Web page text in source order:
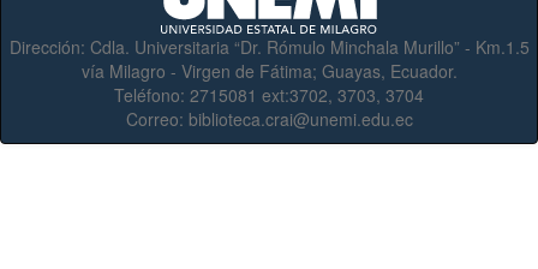
Dirección: Cdla. Universitaria “Dr. Rómulo Minchala Murillo” - Km.1.5
vía Milagro - Virgen de Fátima; Guayas, Ecuador.
Teléfono: 2715081 ext:3702, 3703, 3704
Correo: biblioteca.crai@unemi.edu.ec